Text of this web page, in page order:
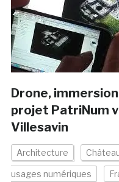
Drone,
projet PatriNum
Villesavin
Architecture
usages numériques